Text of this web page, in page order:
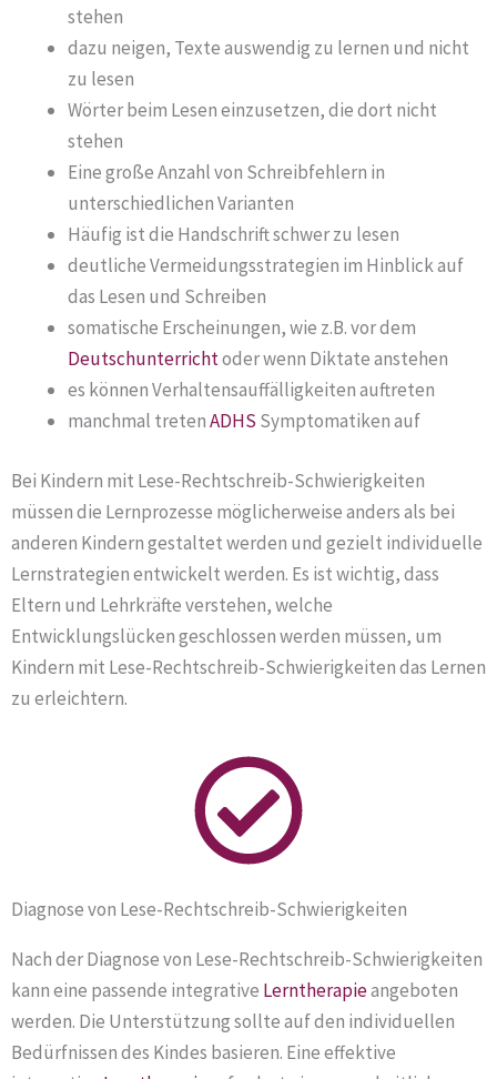
stehen
dazu neigen, Texte auswendig zu lernen und nicht
zu lesen
Wörter beim Lesen einzusetzen, die dort nicht
stehen
Eine große Anzahl von Schreibfehlern in
unterschiedlichen Varianten
Häufig ist die Handschrift schwer zu lesen
deutliche Vermeidungsstrategien im Hinblick auf
das Lesen und Schreiben
somatische Erscheinungen, wie z.B. vor dem
Deutschunterrichtoder wenn Diktate anstehen
es können Verhaltensauffälligkeiten auftreten
manchmal tretenADHS Symptomatiken auf
Bei Kindern mit Lese-Rechtschreib-Schwierigkeiten
müssen die Lernprozesse möglicherweise anders als bei
anderen Kindern gestaltet werden und gezielt individuelle
Lernstrategien entwickelt werden. Es ist wichtig, dass
Eltern und Lehrkräfte verstehen, welche
Entwicklungslücken geschlossen werden müssen, um
Kindern mit Lese-Rechtschreib-Schwierigkeiten das Lernen
zu erleichtern.
Diagnose von Lese-Rechtschreib-Schwierigkeiten
Nach der Diagnose von Lese-Rechtschreib-Schwierigkeiten
kann eine passende integrative Lerntherapieangeboten
werden. Die Unterstützung sollte auf den individuellen
Bedürfnissen des Kindes basieren. Eine effektive